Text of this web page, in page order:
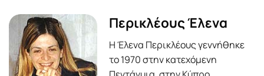
Περικλέους Έλενα
Η Έλενα Περικλέους γεννήθηκε
το 1970 στην κατεχόμενη